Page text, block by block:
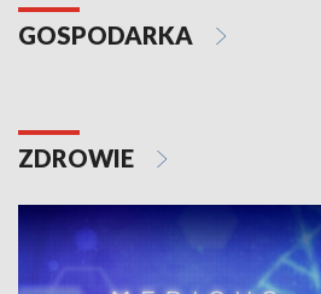
GOSPODARKA
ZDROWIE